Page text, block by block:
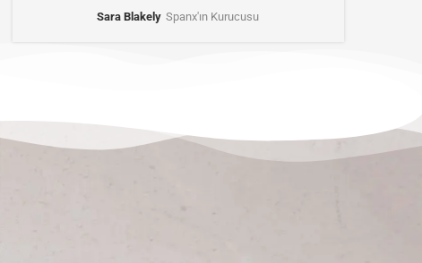
Sara Blakely Spanx'ın Kurucusu